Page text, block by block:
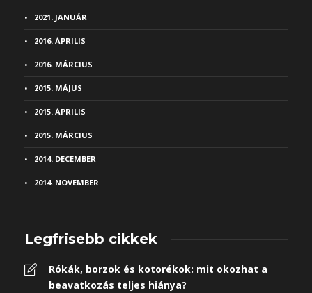
2021. JANUÁR
2016. ÁPRILIS
2016. MÁRCIUS
2015. MÁJUS
2015. ÁPRILIS
2015. MÁRCIUS
2014. DECEMBER
2014. NOVEMBER
Legfrisebb cikkek
Rókák, borzok és kotorékok: mit okozhat a
beavatkozás teljes hiánya?